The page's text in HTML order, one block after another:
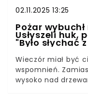
02.11.2025 13:25
Pożar
Usłyszeli huk,
"Było słychać
Wieczór miał być
wspomnień.
wysoko nad